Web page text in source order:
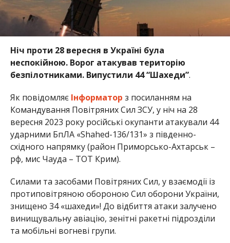
Ніч проти 28 вересня в Україні була
неспокійною. Ворог атакував територію
безпілотниками. Випустили 44 “Шахеди”.
Як повідомляє Інформатор з посиланням на
Командування Повітряних Сил ЗСУ, у ніч на 28
вересня 2023 року російські окупанти атакували 44
ударними БпЛА «Shahed-136/131» з південно-
східного напрямку (район Приморсько-Ахтарськ –
рф, мис Чауда – ТОТ Крим).
Силами та засобами Повітряних Сил, у взаємодії із
протиповітряною обороною Сил оборони України,
знищено 34 «шахеди»! До відбиття атаки залучено
винищувальну авіацію, зенітні ракетні підрозділи
та мобільні вогневі групи.